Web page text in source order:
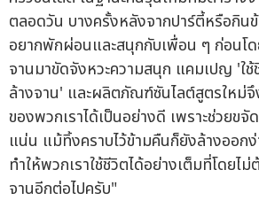
ตลอดวัน บางครั้งหลังจากปาร์ตี้หรือกินข้
อยากพักผ่อนและสนุกกับเพื่อน ๆ ก่อนโด
จานมาขัดจังหวะความสนุก แคมเปญ 'ใ
ล้างจาน' และผลิตภัณฑ์ซันไลต์สูตรใหม่จึ
ของพวกเราได้เป็นอย่างดี เพราะช่วยข
แน่น แม้ทิ้งคราบไว้ข้ามคืนก็ยังล้างออก
ทำให้พวกเราใช้ชีวิตได้อย่างเต็มที่โดยไ
จานอีกต่อไปครับ"